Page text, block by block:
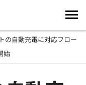
の自動充電に対応フロー
始